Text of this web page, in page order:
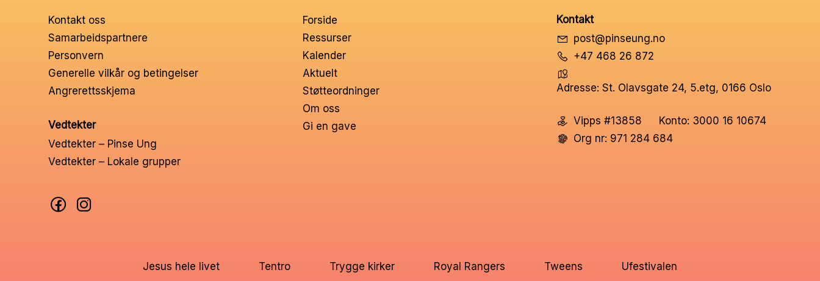
Kontakt oss
Samarbeidspartnere
Personvern
Generelle vilkår og betingelser
Angrerettsskjema
Vedtekter
Vedtekter – Pinse Ung
Vedtekter – Lokale grupper
Forside
Ressurser
Kalender
Aktuelt
Støtteordninger
Om oss
Gi en gave
Kontakt
post@pinseung.no
+47 468 26 872
Adresse: St. Olavsgate 24, 5.etg, 0166 Oslo
Vipps #13858
Konto: 3000 16 10674
Org nr: 971 284 684
Jesus hele livet Tentro Trygge kirker Royal Rangers Tweens Ufestivalen